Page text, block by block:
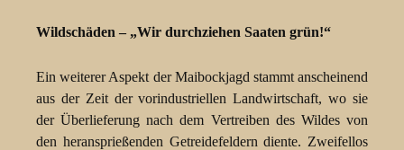
Wildschäden – „Wir durchziehen Saaten grün!“
Ein weiterer Aspekt der Maibockjagd stammt anscheinend
aus der Zeit der vorindustriellen Landwirtschaft, wo sie
der Überlieferung nach dem Vertreiben des Wildes von
den heransprießenden Getreidefeldern diente. Zweifellos